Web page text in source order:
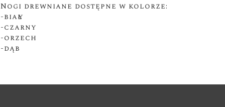
Nogi drewniane dostępne w kolorze:
-biały
-czarny
-orzech
-dąb